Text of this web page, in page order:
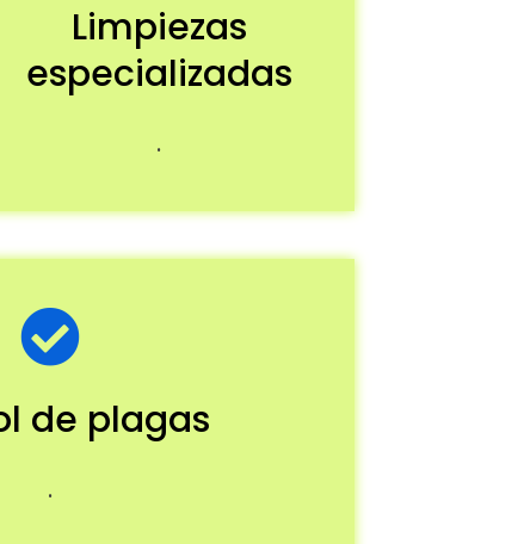
Limpiezas
especializadas
.
de plagas
.